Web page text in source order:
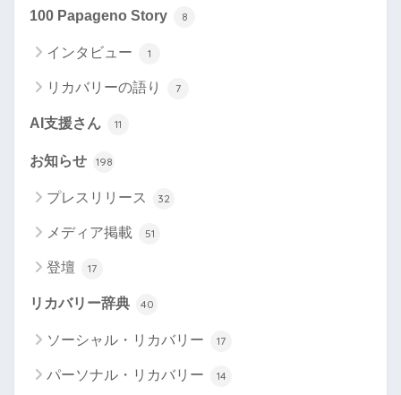
100 Papageno Story 8
インタビュー 1
リカバリーの語り 7
AI支援さん 11
お知らせ 198
プレスリリース 32
メディア掲載 51
登壇 17
リカバリー辞典 40
ソーシャル・リカバリー 17
パーソナル・リカバリー 14